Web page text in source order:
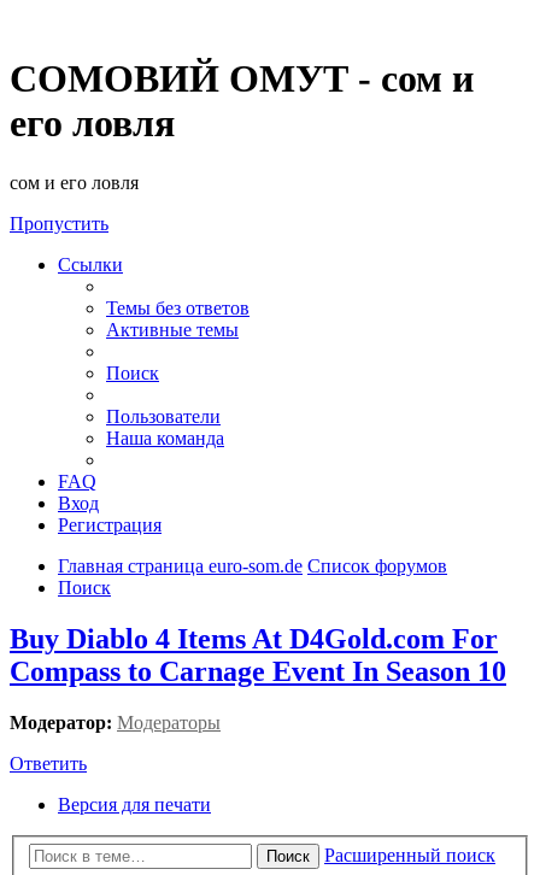
СОМОВИЙ ОМУТ - сом и
его ловля
сом и его ловля
Пропустить
Ссылки
Темы без ответов
Активные темы
Поиск
Пользователи
Наша команда
FAQ
Вход
Регистрация
Главная страница euro-som.de Список форумов
Поиск
Buy Diablo 4 Items At D4Gold.com For
Compass to Carnage Event In Season 10
Модератор: Модераторы
Ответить
Версия для печати
Поиск
Расширенный поиск